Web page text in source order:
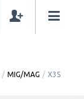
/ MIG/MAG / X3S